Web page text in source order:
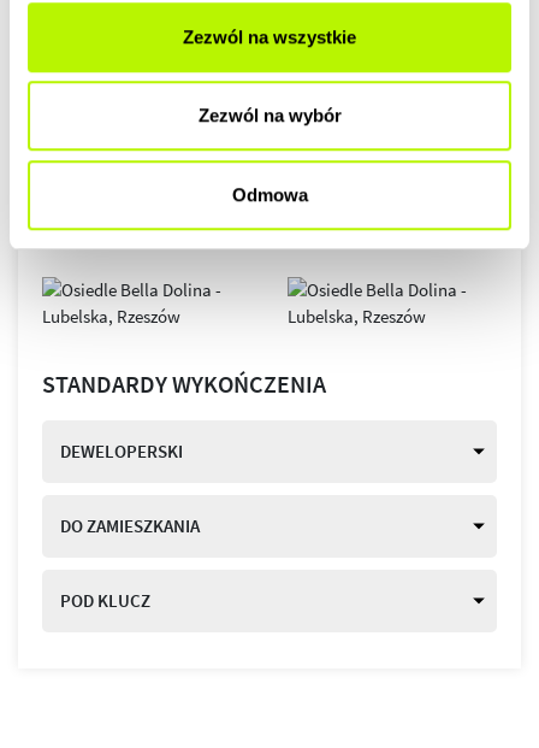
Zezwól na wszystkie
Zezwól na wybór
Odmowa
STANDARDY WYKOŃCZENIA
DEWELOPERSKI
DO ZAMIESZKANIA
POD KLUCZ